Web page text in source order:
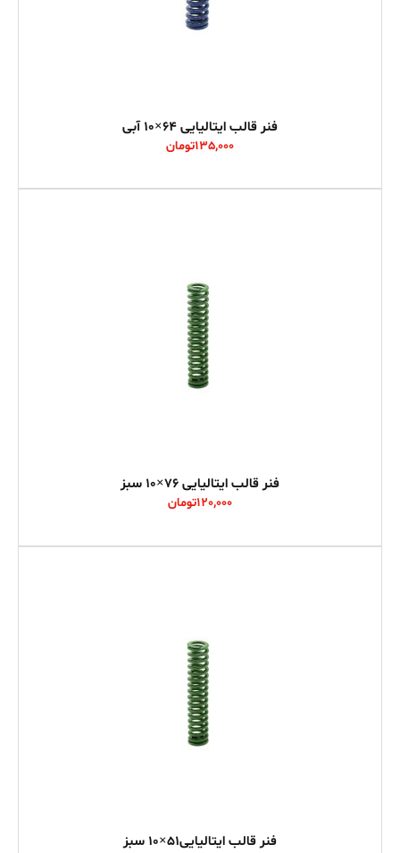
فنر قالب ایتالیایی 64×10 آبی
135,000تومان
فنر قالب ایتالیایی 76×10 سبز
120,000تومان
فنر قالب ایتالیایی51×10 سبز